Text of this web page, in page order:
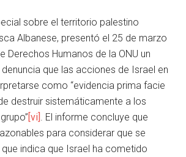
sobre el territorio palestino
Albanese, presentó el 25 de marzo
Derechos Humanos de la ONU un
que las acciones de Israel en
como “evidencia prima facie
destruir sistemáticamente a los
[vi] . El informe concluye que
para considerar que se
indica que Israel ha cometido